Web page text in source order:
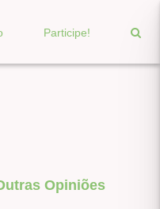
Participe!
Opiniões